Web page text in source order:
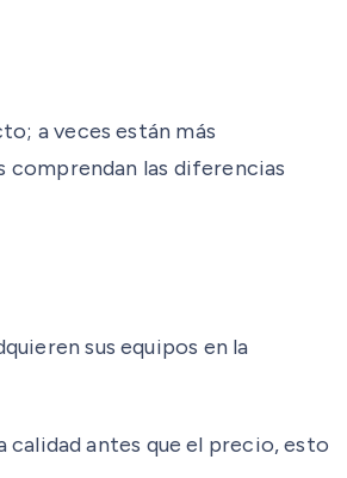
a veces están más
comprendan las diferencias
sus equipos en la
antes que el precio, esto